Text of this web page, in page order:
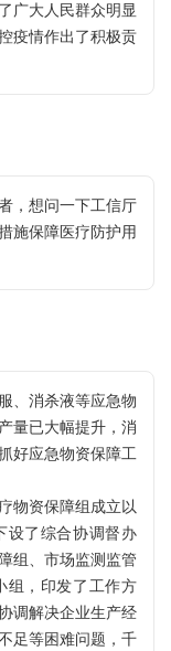
广大人民群众明显
疫情作出了积极贡
想问一下工信厅
施保障医疗防护用
、消杀液等应急物
量已大幅提升，消
好应急物资保障工
资保障组成立以
设了综合协调督办
组、市场监测监管
组，印发了工作方
调解决企业生产经
足等困难问题，千